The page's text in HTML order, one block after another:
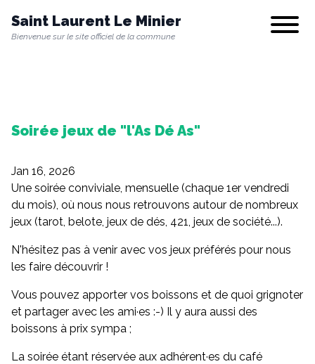
Saint Laurent Le Minier
Bienvenue sur le site officiel de la commune
Show/
Vie municipale
Vie quotidienne
Culture & Loisirs
Environnement
Vie économique
Soirée jeux de "l'As Dé As"
Jan 16, 2026
Une soirée conviviale, mensuelle (chaque 1er vendredi
du mois), où nous nous retrouvons autour de nombreux
jeux (tarot, belote, jeux de dés, 421, jeux de société...).
N'hésitez pas à venir avec vos jeux préférés pour nous
les faire découvrir !
Vous pouvez apporter vos boissons et de quoi grignoter
et partager avec les ami·es :-) Il y aura aussi des
boissons à prix sympa ;
La soirée étant réservée aux adhérent·es du café